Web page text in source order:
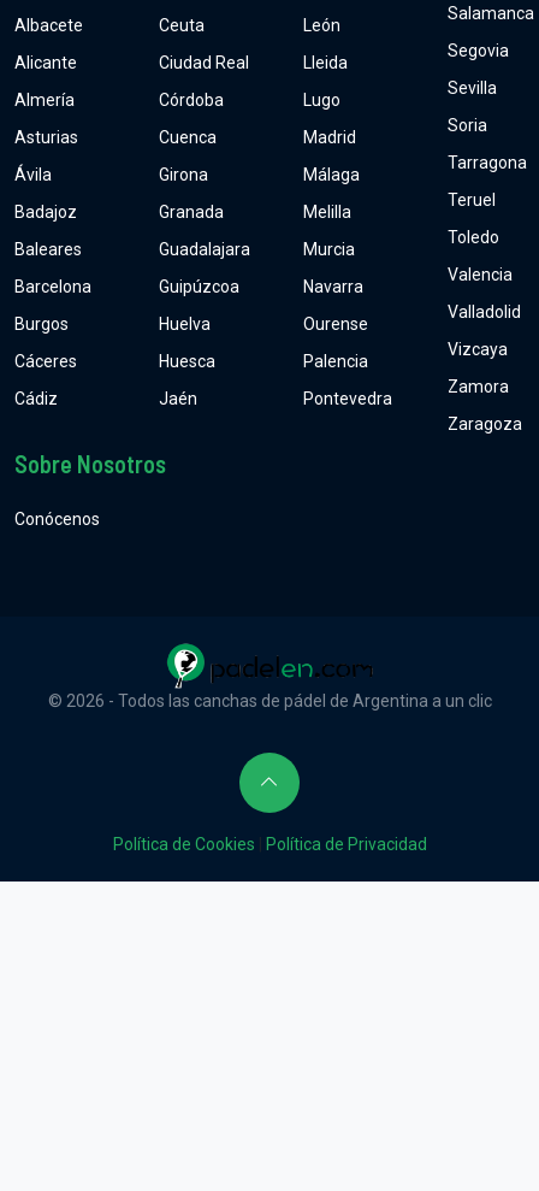
Albacete
Alicante
Almería
Asturias
Ávila
Badajoz
Baleares
Barcelona
Burgos
Cáceres
Cádiz
Ceuta
Ciudad Real
Córdoba
Cuenca
Girona
Granada
Guadalajara
Guipúzcoa
Huelva
Huesca
Jaén
León
Lleida
Lugo
Madrid
Málaga
Melilla
Murcia
Navarra
Ourense
Palencia
Pontevedra
Salamanca
Segovia
Sevilla
Soria
Tarragona
Teruel
Toledo
Valencia
Valladolid
Vizcaya
Zamora
Zaragoza
Sobre Nosotros
Conócenos
© 2026 - Todos las canchas de pádel de Argentina a un clic
Política de Cookies Política de Privacidad